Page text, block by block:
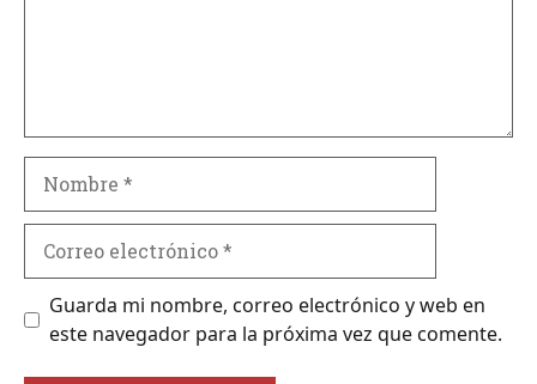
Nombre
electrónico
Guarda mi nombre, correo electrónico y web en
este navegador para la próxima vez que comente.